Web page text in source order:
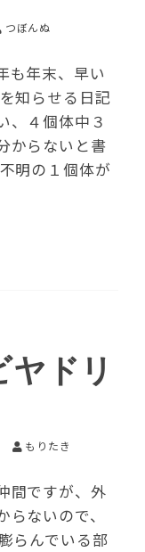
つぼんぬ
も年末、早い
知らせる日記
、４個体中３
からないと書
明の１個体が
ドリ
もりたき
間ですが、外
ないので、
らんでいる部